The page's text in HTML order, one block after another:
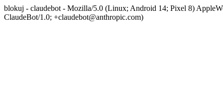
blokuj - claudebot - Mozilla/5.0 (Linux; Android 14; Pixel 8)
ClaudeBot/1.0; +claudebot@anthropic.com)